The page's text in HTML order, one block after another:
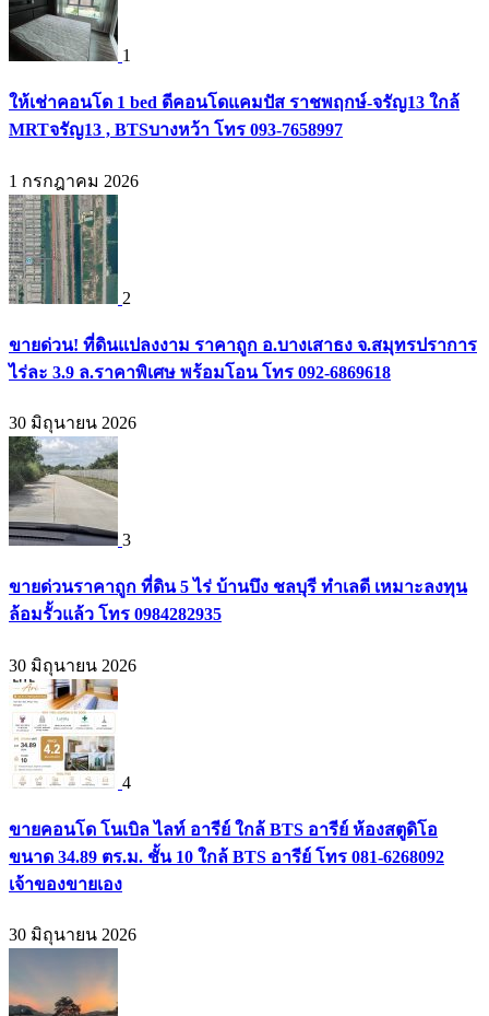
1
ให้เช่าคอนโด 1 bed ดีคอนโดแคมปัส ราชพฤกษ์-จรัญ13 ใกล้
MRTจรัญ13 , BTSบางหว้า โทร 093-7658997
1 กรกฎาคม 2026
2
ขายด่วน! ที่ดินแปลงงาม ราคาถูก อ.บางเสาธง จ.สมุทรปราการ
ไร่ละ 3.9 ล.ราคาพิเศษ พร้อมโอน โทร 092-6869618
30 มิถุนายน 2026
3
ขายด่วนราคาถูก ที่ดิน 5 ไร่ บ้านบึง ชลบุรี ทำเลดี เหมาะลงทุน
ล้อมรั้วแล้ว โทร 0984282935
30 มิถุนายน 2026
4
ขายคอนโด โนเบิล ไลท์ อารีย์ ใกล้ BTS อารีย์ ห้องสตูดิโอ
ขนาด 34.89 ตร.ม. ชั้น 10 ใกล้ BTS อารีย์ โทร 081-6268092
เจ้าของขายเอง
30 มิถุนายน 2026